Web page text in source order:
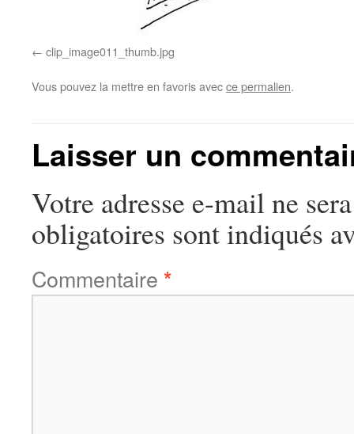
clip_image011_thumb.jpg
Vous pouvez la mettre en favoris avecce permalien.
Laisser un
Votre adresse e-mail ne
obligatoires sont indiqués
Commentaire *